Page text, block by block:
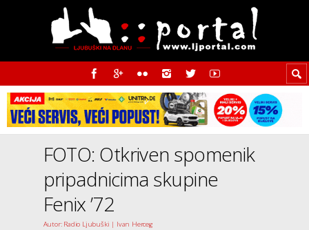
FOTO: Otkriven spomenik
pripadnicima skupine
Fenix ’72
Autor: Radio Ljubuški | Ivan Herceg